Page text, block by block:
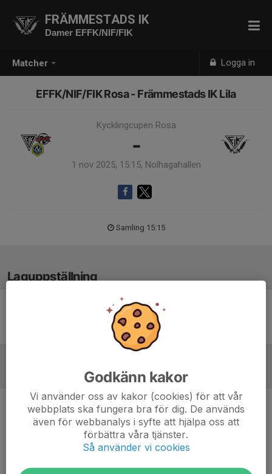
Matcher Logga in
FRÄMMESTADS IK
Damer EFFK/NIF/FIK
EFFK/NIF/FIK Rosa - Främmestads IK Lila
Kycklingcupen Rosa
-
1 nov 2025, 15:15, Nolhagahallen
Samling 15:15
Laguppställning
Ingen uppställning ifylld
Inget referat skrivet
Godkänn kakor
Vi använder oss av kakor (cookies) för att vår
webbplats ska fungera bra för dig. De används
även för webbanalys i syfte att hjälpa oss att
förbättra våra tjänster.
Så använder vi cookies